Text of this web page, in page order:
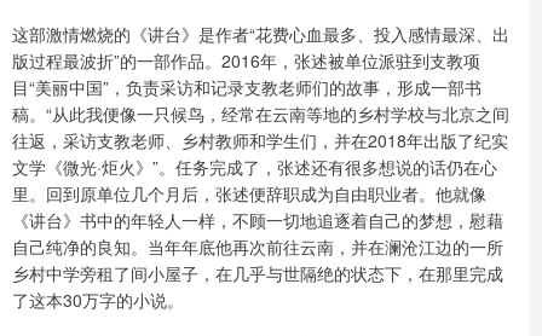
这部激情燃烧的《讲台》是作者“花费心血最多、投入感情最深、出
版过程最波折”的一部作品。2016年，张述被单位派驻到支教项
目“美丽中国”，负责采访和记录支教老师们的故事，形成一部书
稿。“从此我便像一只候鸟，经常在云南等地的乡村学校与北京之间
往返，采访支教老师、乡村教师和学生们，并在2018年出版了纪实
文学《微光·炬火》”。任务完成了，张述还有很多想说的话仍在心
里。回到原单位几个月后，张述便辞职成为自由职业者。他就像
《讲台》书中的年轻人一样，不顾一切地追逐着自己的梦想，慰藉
自己纯净的良知。当年年底他再次前往云南，并在澜沧江边的一所
乡村中学旁租了间小屋子，在几乎与世隔绝的状态下，在那里完成
了这本30万字的小说。